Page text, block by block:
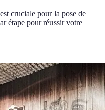
cruciale pour la pose de
étape pour réussir votre